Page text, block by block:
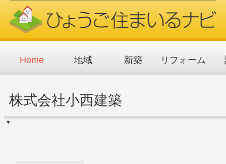
テ
Home 地域 新築 リフォーム
株式会社小西建築